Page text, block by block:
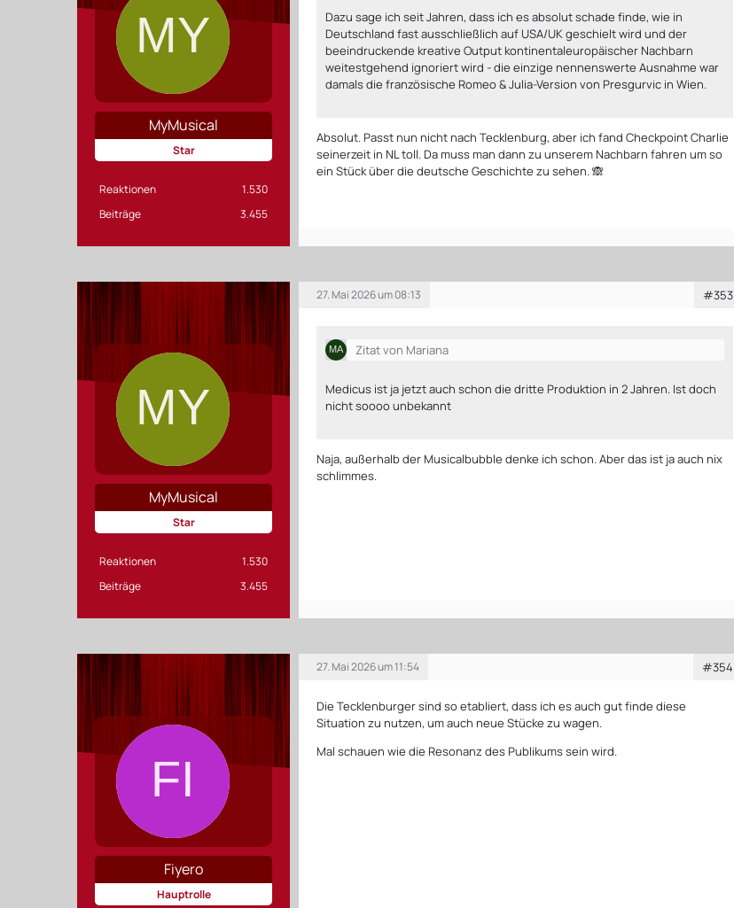
MyMusical
Star
Reaktionen
1.530
Beiträge
3.455
Dazu sage ich seit Jahren, dass ich es absolut schade finde, wie in
Deutschland fast ausschließlich auf USA/UK geschielt wird und der
beeindruckende kreative Output kontinentaleuropäischer Nachbarn
weitestgehend ignoriert wird - die einzige nennenswerte Ausnahme war
damals die französische Romeo & Julia-Version von Presgurvic in Wien.
Absolut. Passt nun nicht nach Tecklenburg, aber ich fand Checkpoint Charlie
seinerzeit in NL toll. Da muss man dann zu unserem Nachbarn fahren um so
ein Stück über die deutsche Geschichte zu sehen. 🙈
MyMusical
Star
Reaktionen
1.530
Beiträge
3.455
27. Mai 2026 um 08:13 #353
Zitat von Mariana
Medicus ist ja jetzt auch schon die dritte Produktion in 2 Jahren. Ist doch
nicht soooo unbekannt
Naja, außerhalb der Musicalbubble denke ich schon. Aber das ist ja auch nix
schlimmes.
Fiyero
Hauptrolle
27. Mai 2026 um 11:54 #354
Die Tecklenburger sind so etabliert, dass ich es auch gut finde diese
Situation zu nutzen, um auch neue Stücke zu wagen.
Mal schauen wie die Resonanz des Publikums sein wird.